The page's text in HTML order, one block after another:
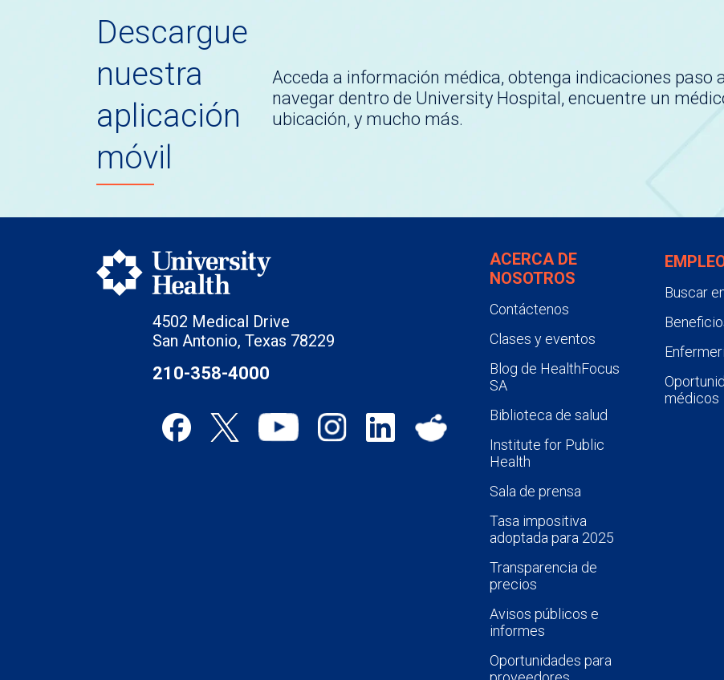
Descargue
nuestra
aplicación
móvil
Acceda a información médica, obtenga indicaciones paso
navegar dentro de University Hospital, encuentre un
ubicación, y mucho más.
4502 Medical Drive
San Antonio, Texas 78229
210-358-4000
ACERCA DE
NOSOTROS
Contáctenos
Clases y eventos
Blog de HealthFocus
SA
Biblioteca de salud
Institute for Public
Health
Sala de prensa
Tasa impositiva
adoptada para 2025
Transparencia de
precios
Avisos públicos e
informes
Oportunidades para
Buscar
médicos